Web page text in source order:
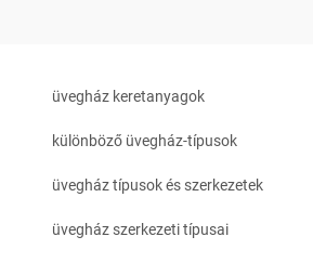
üvegház keretanyagok
különböző üvegház-típusok
üvegház típusok és szerkezetek
üvegház szerkezeti típusai